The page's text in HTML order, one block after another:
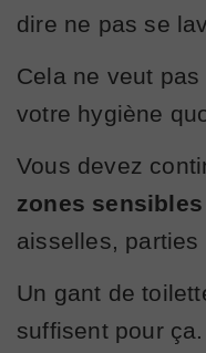
dire ne pas se
Cela ne veut pas
votre hygiène
Vous devez
zones sensibles
aisselles,
Un gant de
suffisent pour